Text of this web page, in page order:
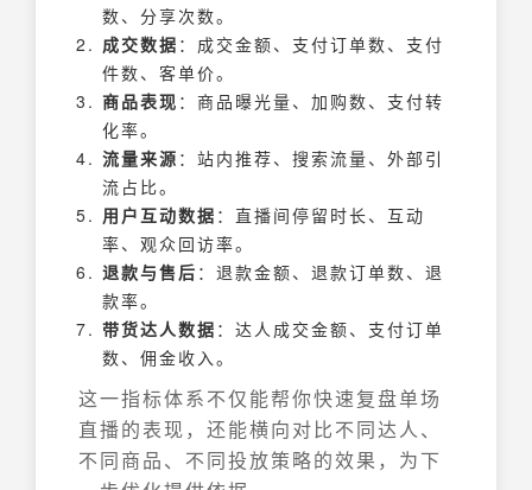
数、分享次数。
成交数据 ：成交金额、支付订单数、支付
件数、客单价。
商品表现 ：商品曝光量、加购数、支付转
化率。
流量来源 ：站内推荐、搜索流量、外部引
流占比。
用户互动数据 ：直播间停留时长、互动
率、观众回访率。
退款与售后 ：退款金额、退款订单数、退
款率。
带货达人数据 ：达人成交金额、支付订单
数、佣金收入。
这一指标体系不仅能帮你快速复盘单场
直播的表现，还能横向对比不同达人、
不同商品、不同投放策略的效果，为下